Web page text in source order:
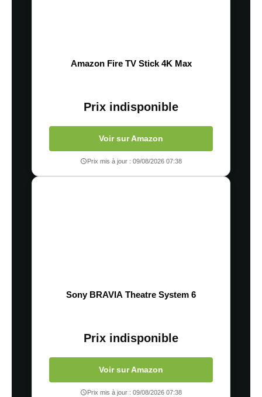
Amazon Fire TV Stick 4K Max
Prix indisponible
Voir sur Amazon
Prix mis à jour : 09/08/2026 07:38
Sony BRAVIA Theatre System 6
Prix indisponible
Voir sur Amazon
Prix mis à jour : 09/08/2026 07:38